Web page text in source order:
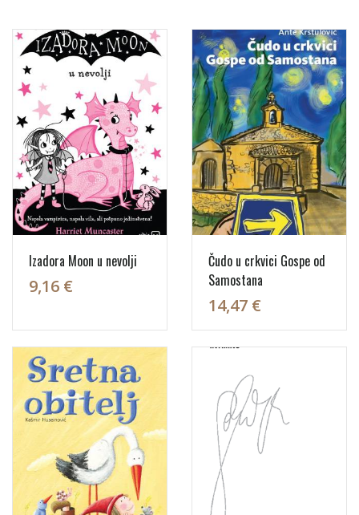
Izadora Moon u nevolji
9,16 €
Čudo u crkvici Gospe od
Samostana
14,47 €